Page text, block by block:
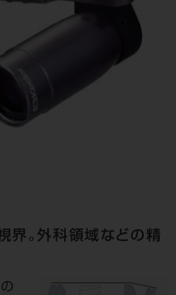
界。外科領域などの精